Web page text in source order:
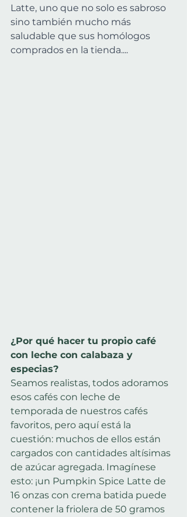
Latte, uno que no solo es sabroso
sino también mucho más
saludable que sus homólogos
comprados en la tienda....
¿Por qué hacer tu propio café
con leche con calabaza y
especias?
Seamos realistas, todos adoramos
esos cafés con leche de
temporada de nuestros cafés
favoritos, pero aquí está la
cuestión: muchos de ellos están
cargados con cantidades altísimas
de azúcar agregada. Imagínese
esto: ¡un Pumpkin Spice Latte de
16 onzas con crema batida puede
contener la friolera de 50 gramos